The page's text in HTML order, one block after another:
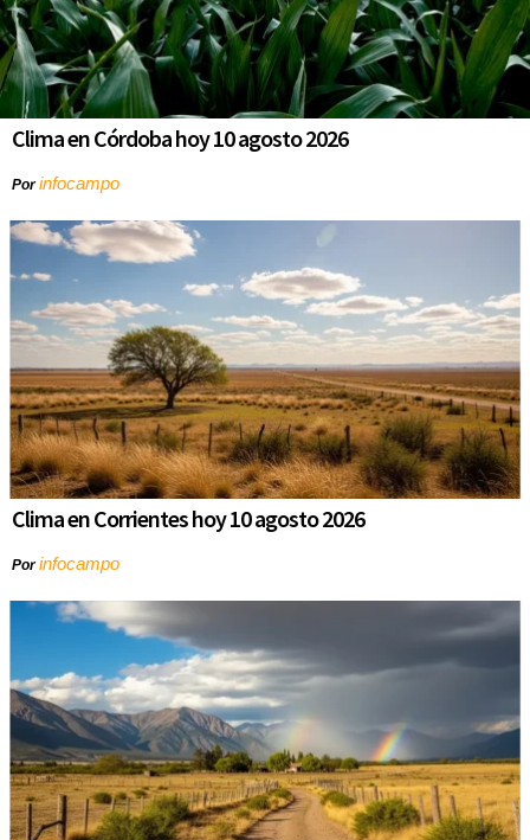
Clima en Córdoba hoy 10 agosto 2026
Porinfocampo
Clima en Corrientes hoy 10 agosto 2026
Porinfocampo